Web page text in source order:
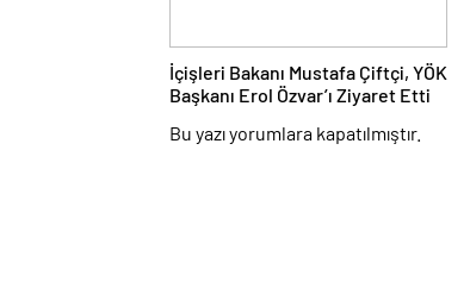
İçişleri Bakanı Mustafa Çiftçi, YÖK
Başkanı Erol Özvar’ı Ziyaret Etti
Bu yazı yorumlara kapatılmıştır.